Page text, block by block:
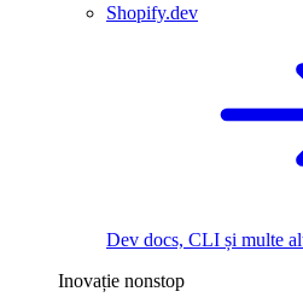
Shopify.dev
Dev docs, CLI și multe
Inovație nonstop